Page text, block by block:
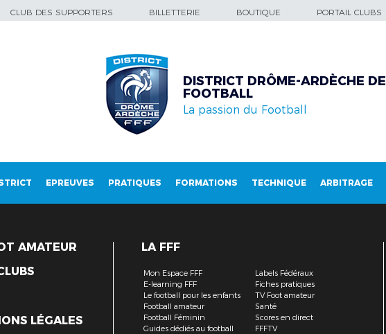
CLUB DES SUPPORTERS BILLETTERIE BOUTIQUE PORTAIL CLUBS
DISTRICT DRÔME-ARDÈCHE DE
FOOTBALL
La passion du Football
EPREUVES PRATIQUES FORMATIONS TECHNIQUE ARBITRAGE
AMATEUR
LÉGALES
LA FFF
Mon Espace FFF
E-learning FFF
Le football pour les enfants
Football amateur
Football Féminin
Guides dédiés au football
Labels Fédéraux
Fiches pratiques
TV Foot amateur
Santé
Scores en direct
FFFTV